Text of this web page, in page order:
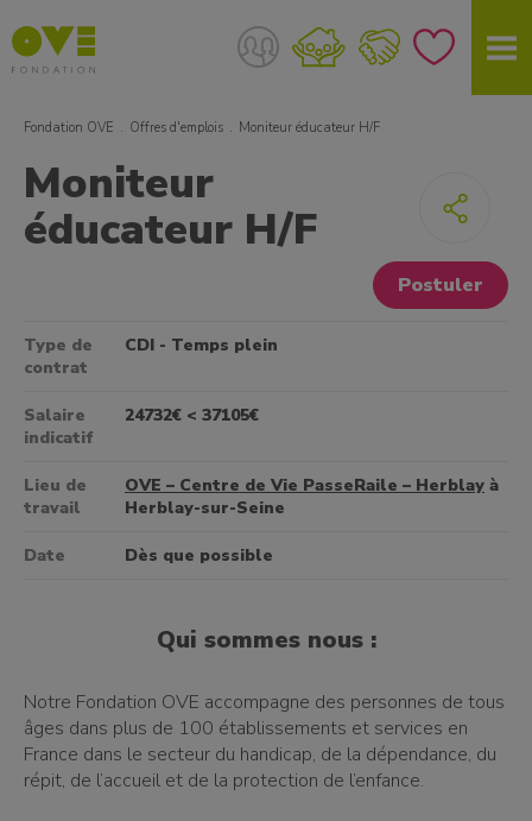
Fondation OVE Offres d'emplois Moniteur éducateur H/F
Postuler
Moniteur
éducateur H/F
Type de
contrat
CDI - Temps plein
Salaire
indicatif
24732€ < 37105€
Lieu de
travail
OVE – Centre de Vie PasseRaile – Herblay à
Herblay-sur-Seine
Date Dès que possible
Qui sommes nous :
Notre Fondation OVE accompagne des personnes de tous
âges dans plus de 100 établissements et services en
France dans le secteur du handicap, de la dépendance, du
répit, de l’accueil et de la protection de l’enfance.